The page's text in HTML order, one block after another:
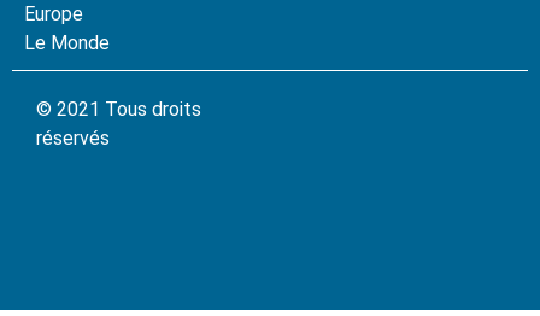
Europe
Le Monde
© 2021 Tous droits
réservés